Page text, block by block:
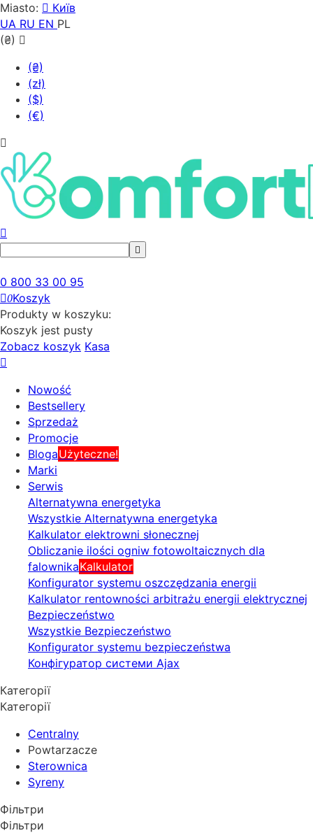
Miasto:
Київ
UA RU EN PL
(₴)
(₴)
(zł)
($)
(€)
0 800 33 00 95
0Koszyk
Produkty w koszyku:
Koszyk jest pusty
Zobacz koszyk Kasa
Nowość
Bestsellery
Sprzedaż
Promocje
BlogaUżyteczne!
Marki
Serwis
Alternatywna energetyka
Wszystkie Alternatywna energetyka
Kalkulator elektrowni słonecznej
Obliczanie ilości ogniw fotowoltaicznych dla
falownikaKalkulator
Konfigurator systemu oszczędzania energii
Kalkulator rentowności arbitrażu energii elektrycznej
Bezpieczeństwo
Wszystkie Bezpieczeństwo
Konfigurator systemu bezpieczeństwa
Конфігуратор системи Ajax
Категорії
Категорії
Centralny
Powtarzacze
Sterownica
Syreny
Фільтри
Фільтри